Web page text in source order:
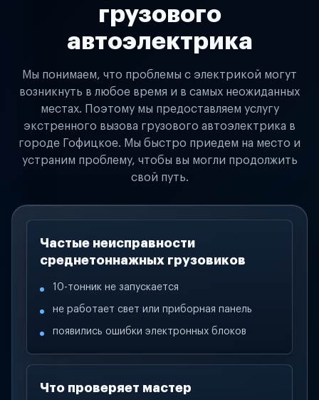
грузового
автоэлектрика
Мы понимаем, что проблемы с электрикой могут
возникнуть в любое время и в самых неожиданных
местах. Поэтому мы предоставляем услугу
экстренного вызова грузового автоэлектрика в
городе Гофицкое. Мы быстро приедем на место и
устраним проблему, чтобы вы могли продолжить
свой путь.
Частые неисправности
среднетоннажных грузовиков
10-тонник не запускается
не работает свет или приборная панель
появились ошибки электронных блоков
Что проверяет мастер